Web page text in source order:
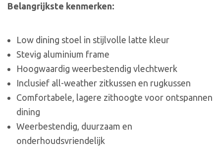
Belangrijkste kenmerken:
Low dining stoel in stijlvolle latte kleur
Stevig aluminium frame
Hoogwaardig weerbestendig vlechtwerk
Inclusief all-weather zitkussen en rugkussen
Comfortabele, lagere zithoogte voor ontspannen
dining
Weerbestendig, duurzaam en
onderhoudsvriendelijk